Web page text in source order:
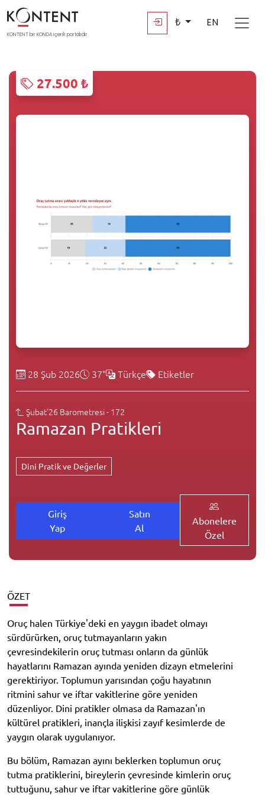
KONTENT bir KONDA içerik portalıdır.
₺ EN
27.500 ₺
28 Şub 2026 37" Türkçe Etiketler
Şubat'26 Barometresi - 172
Ramazan Pratikleri
Dini Pratik ve Değerler
Giriş
Yap
Satın
Al
Abonelere
Özel
ÖZET
Oruç halen Türkiye'deki en yaygın ibadet olmayı
sürdürürken, oruç tutmayanların yakın
çevresindekilerin oruç tutması onların da günlük
hayatlarını Ramazan ayında yeniden dizayn etmelerini
gerektiriyor. Toplumun yarısından çoğu hayatının
ritmini sahur ve iftar vakitlerine göre yeniden
düzenliyor. Dini pratikler olmasa da Ramazan'ın
kültürel pratikleri, inançla ilişkisi zayıf kesimlerde de
yaygın olarak uygulanıyor.
Bu bölüm, Ramazan ayını beklerken toplumun oruç
tutma pratiklerini, bireylerin çevresinde kimlerin oruç
tuttuğunu, sahur ve iftar vakitlerine göre günlük